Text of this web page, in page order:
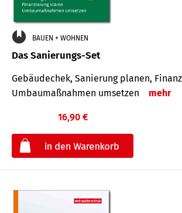
BAUEN + WOHNEN
Das Sanierungs-Set
Gebäudechek, Sanierung planen,
Umbaumaßnahmen umsetzen
mehr
16,90 €